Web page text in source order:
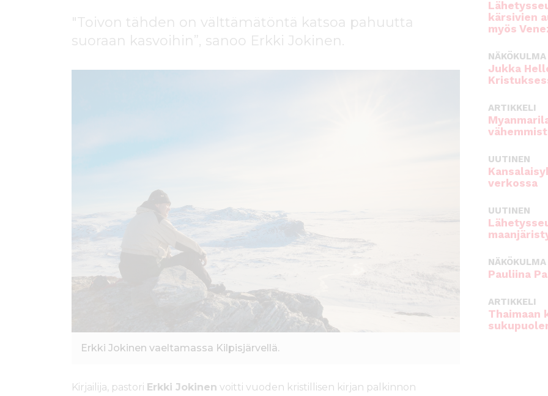
"Toivon tähden on välttämätöntä katsoa pahuutta
suoraan kasvoihin”, sanoo Erkki Jokinen.
Erkki Jokinen vaeltamassa Kilpisjärvellä.
Kirjailija, pastori Erkki Jokinen voitti vuoden kristillisen kirjan palkinnon
kärsivien
myös
NÄKÖKULMA
Jukka
ARTIKKELI
UUTINEN
verkossa
UUTINEN
NÄKÖKULMA
Pauliina
ARTIKKELI
Thaimaan